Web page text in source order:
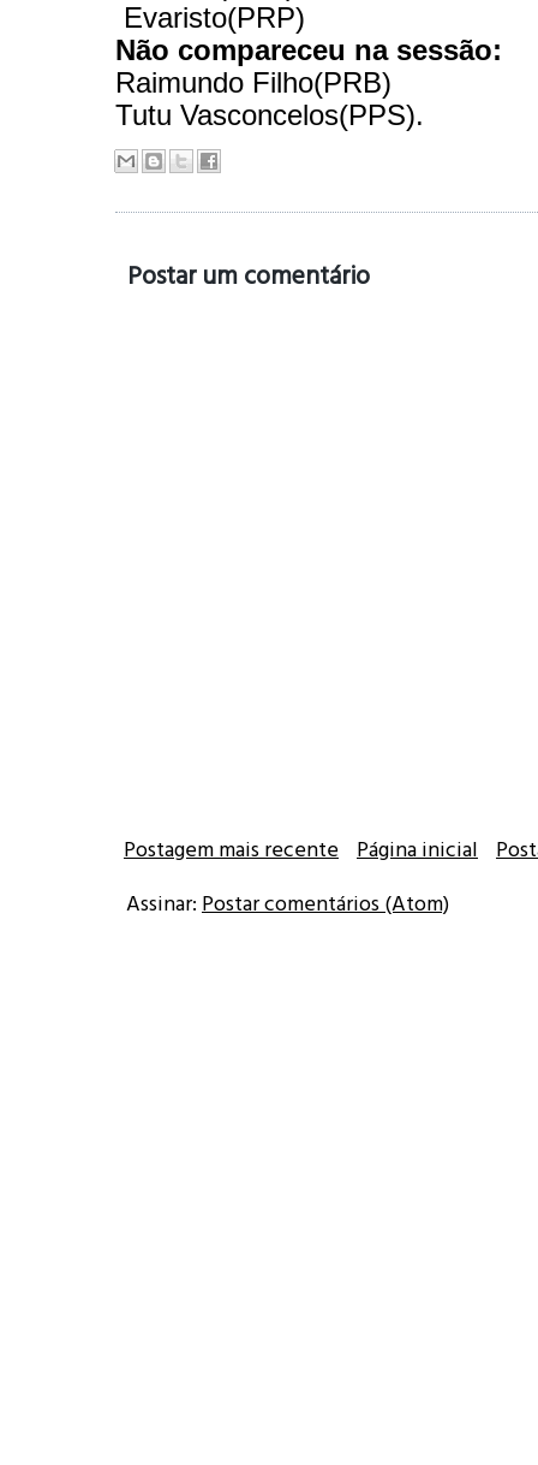
Evaristo(PRP)
Não compareceu na sessão:
Raimundo Filho(PRB)
Tutu Vasconcelos(PPS).
Postar um comentário
Postagem mais recente Página inicial
Assinar: Postar comentários (Atom)